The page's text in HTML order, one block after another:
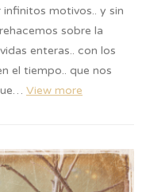
motivos.. y sin
sobre la
enteras.. con los
el tiempo.. que nos
View more